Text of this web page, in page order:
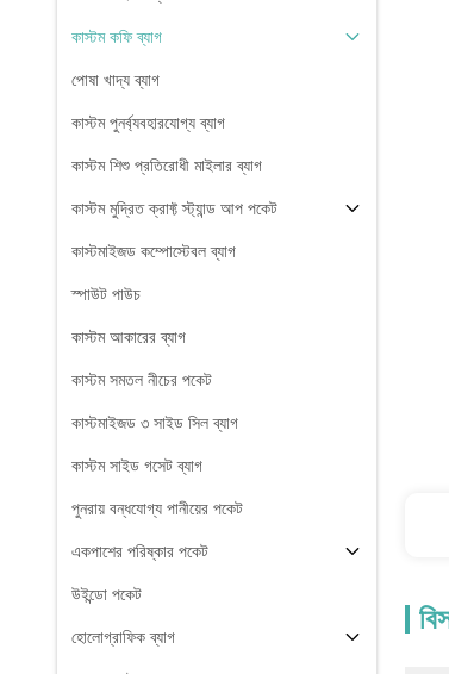
কাস্টম কফি ব্যাগ
পোষা খাদ্য ব্যাগ
কাস্টম পুনর্ব্যবহারযোগ্য ব্যাগ
কাস্টম শিশু প্রতিরোধী মাইলার ব্যাগ
কাস্টম মুদ্রিত ক্রাফ্ট স্ট্যান্ড আপ পকেট
কাস্টমাইজড কম্পোস্টেবল ব্যাগ
স্পাউট পাউচ
কাস্টম আকারের ব্যাগ
কাস্টম সমতল নীচের পকেট
কাস্টমাইজড ৩ সাইড সিল ব্যাগ
কাস্টম সাইড গসেট ব্যাগ
পুনরায় বন্ধযোগ্য পানীয়ের পকেট
একপাশের পরিষ্কার পকেট
উইন্ডো পকেট
হোলোগ্রাফিক ব্যাগ